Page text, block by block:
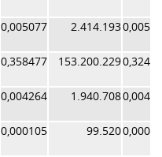
0,005077 2.414.193
0,358477 153.200.229
0,004264 1.940.708
0,000105 99.520